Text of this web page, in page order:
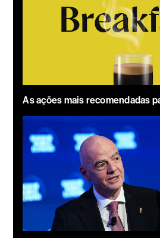
As ações mais recomendadas